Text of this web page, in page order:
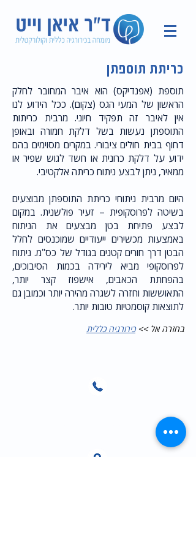
כריתת תוספתן
תוספת (אפנדיקס) הוא איבר המחובר לחלק
הראשון של המעי הגס (צקום). ככל הידוע לנו
אין לאיבר זה תפקיד חיוני. מרבית כריתות
התוספתן נעשות בשל דלקת חמורה ובאופן
דחוף בבית חולים ציבורי. במקרים מסוימים בהם
ידוע על דלקת כרונית או חשד לגוש שפיר או
ממאיר, ניתן לבצע ניתוח כריתה אלקטיבי.
היום מרבית ניתוחי כריתת התוספתן מבוצעים
בשיטה לפרוסקופית – זעיר פולשנית. במקום
לבצע פתיחת בטן מבצעים את הניתוח
באמצעות מכשירים ייעודיים שמוכנסים לחלל
הבטן דרך חורים קטנים בגודל של כס"מ. ניתוח
לפרוסקופי מביא לירידה בכמות הסיבוכים,
בהפחתת הכאבים, אישפוז קצר יותר,
התאוששות וחזרה לשגרה מהירה יותר וכמובן גם
לתוצאות קוסמטיות טובות יותר.
בחזרה אל >>כירורגיה כללית